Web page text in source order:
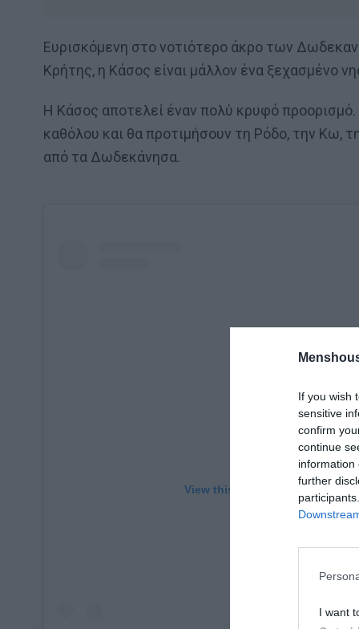
If you wish
sensitive
confirm
continue
information
further
I want
Ευρισκόμενη στο νοτιότερο άκρο των
Κρήτης, η Κάσος είναι μάλλον ένα ξεχασμένο
Η Κάσος αποτελεί έναν πολύ κρυφό προορισμό.
καθόλου και θα προτιμήσουν τη Ρόδο, την Κω,
από τα Δωδεκάνησα.
View this post on Instagram